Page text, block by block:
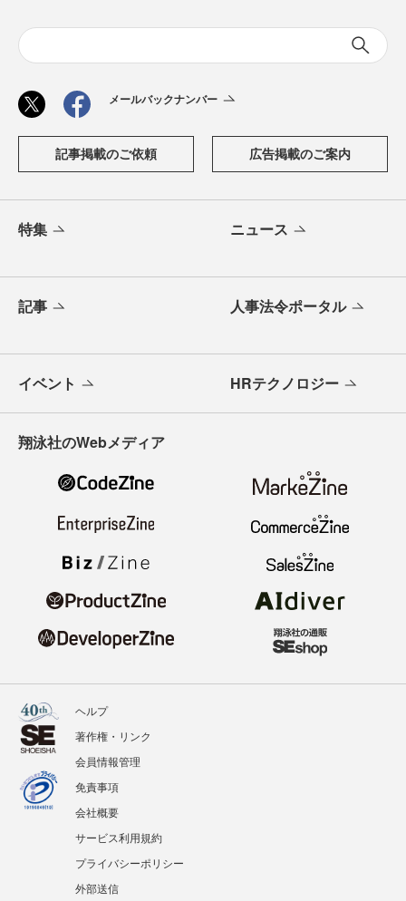
メールバックナンバー
記事掲載のご依頼 広告掲載のご案内
特集 ニュース
記事 人事法令ポータル
イベント HRテクノロジー
翔泳社のWebメディア
ヘルプ
著作権・リンク
会員情報管理
免責事項
会社概要
サービス利用規約
プライバシーポリシー
外部送信